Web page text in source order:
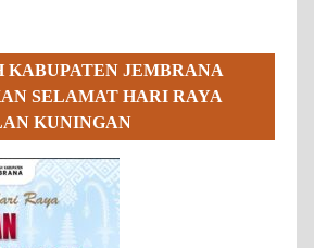
KABUPATEN JEMBRANA
SELAMAT HARI RAYA
KUNINGAN